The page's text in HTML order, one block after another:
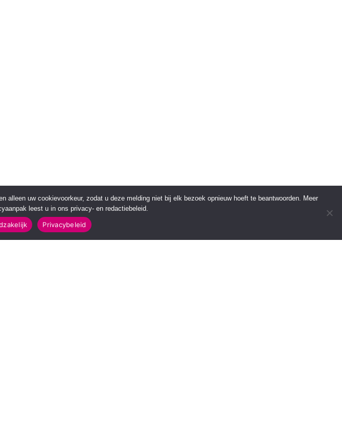
uw cookievoorkeur, zodat u deze melding niet bij elk bezoek opnieuw hoeft te beantwoorden. Meer
leest u in ons privacy- en redactiebeleid.
Privacybeleid